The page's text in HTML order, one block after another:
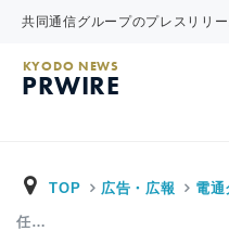
共同通信グループのプレスリリ
KYODO NEWS
PRWIRE
TOP 広告・広報 電通
任…